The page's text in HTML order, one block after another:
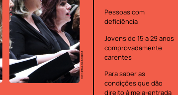
Pessoas com
deficiência
Jovens de 15 a 29 anos
comprovadamente
carentes
Para saber as
condições que dão
direito à meia-entrada